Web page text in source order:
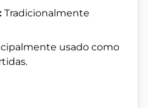
Tradicionalmente
usado como